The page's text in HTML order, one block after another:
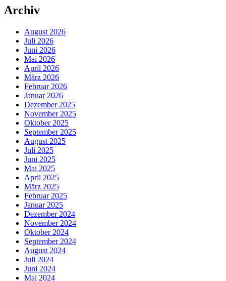
Archiv
August 2026
Juli 2026
Juni 2026
Mai 2026
April 2026
März 2026
Februar 2026
Januar 2026
Dezember 2025
November 2025
Oktober 2025
September 2025
August 2025
Juli 2025
Juni 2025
Mai 2025
April 2025
März 2025
Februar 2025
Januar 2025
Dezember 2024
November 2024
Oktober 2024
September 2024
August 2024
Juli 2024
Juni 2024
Mai 2024